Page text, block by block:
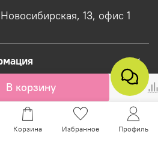
В корзину
13, офис 1
на InSales
Корзина Избранное Профиль